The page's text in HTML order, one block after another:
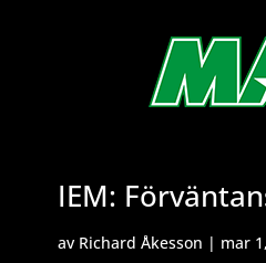
IEM:
av Richard Åkesson | mar